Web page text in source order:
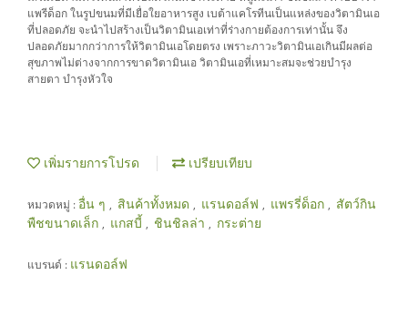
แพรีด็อก ในรูปขนมที่มีเยื่อใยอาหารสูง เบต้าแคโรทีนเป็นแหล่งของวิตามินเอ
ที่ปลอดภัย จะนำไปสร้างเป็นวิตามินเอเท่าที่ร่างกายต้องการเท่านั้น จึง
ปลอดภัยมากกว่าการให้วิตามินเอโดยตรง เพราะภาวะวิตามินเอเกินมีผลต่อ
สุขภาพไม่ต่างจากการขาดวิตามินเอ วิตามินเอที่เหมาะสมจะช่วยบำรุง
สายตา บำรุงหัวใจ
เพิ่มรายการโปรด เปรียบเทียบ
หมวดหมู่ :อื่น ๆ , สินค้าทั้งหมด , แรนดอล์ฟ , แพรรี่ด็อก , สัตว์กิน
พืชขนาดเล็ก , แกสบี้ , ชินชิลล่า , กระต่าย
แบรนด์ : แรนดอล์ฟ